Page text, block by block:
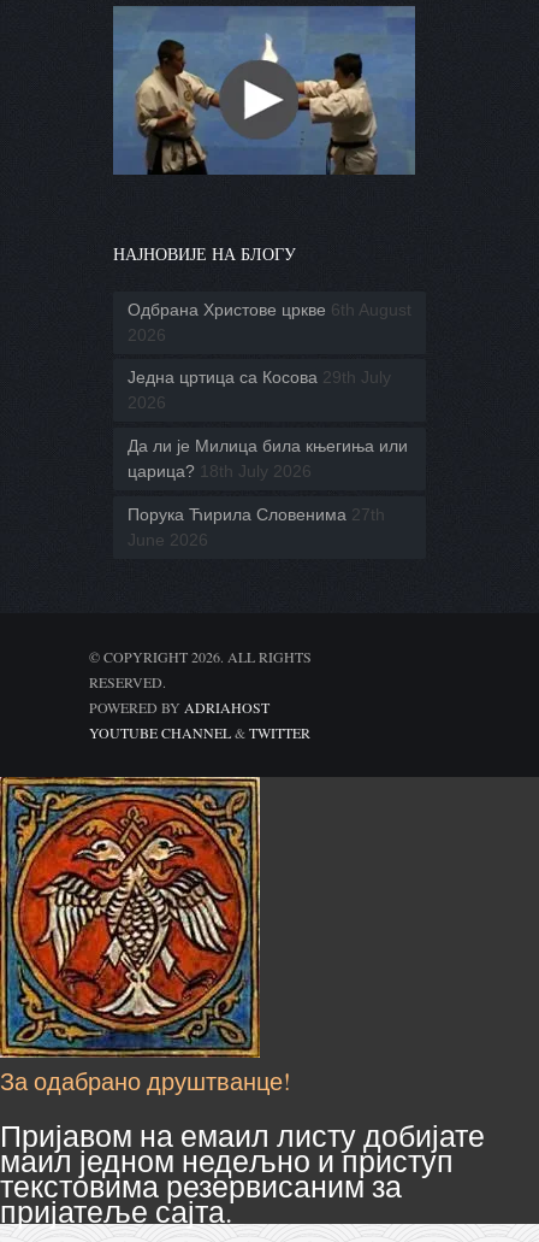
НАЈНОВИЈЕ НА БЛОГУ
Одбрана Христове цркве 6th August
2026
Једна цртица са Косова 29th July
2026
Да ли је Милица била књегиња или
царица? 18th July 2026
Порука Ћирила Словенима 27th
June 2026
© COPYRIGHT 2026. ALL RIGHTS
RESERVED.
POWERED BY ADRIAHOST
YOUTUBE CHANNEL& TWITTER
За одабрано друштванце!
Пријавом на емаил листу добијате
маил једном недељно и приступ
текстовима резервисаним за
пријатеље сајта.